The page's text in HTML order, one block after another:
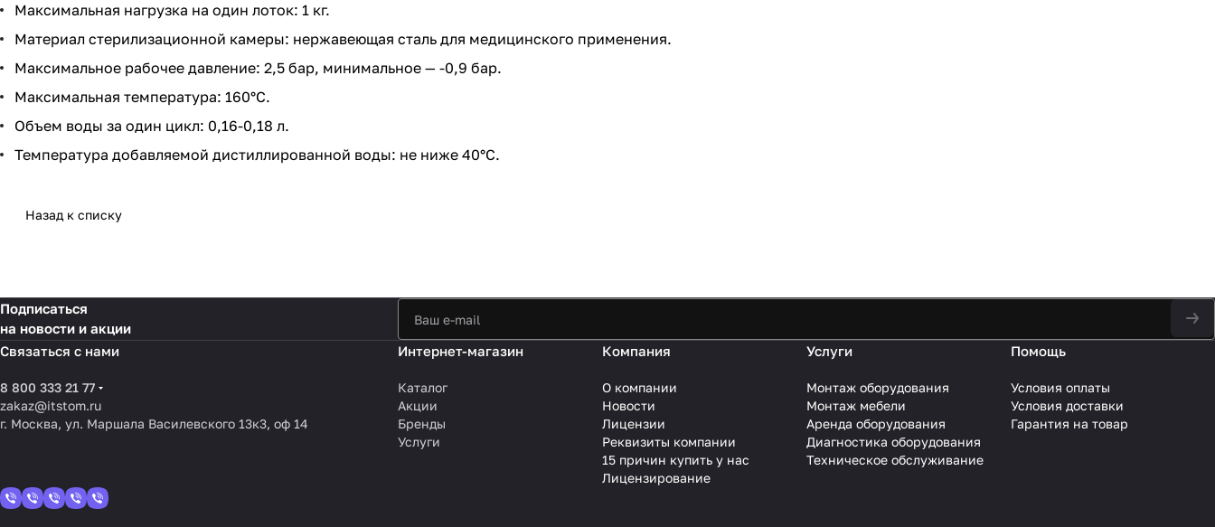
Максимальная нагрузка на один лоток: 1 кг.
Материал стерилизационной камеры: нержавеющая сталь для медицинского применения.
Максимальное рабочее давление: 2,5 бар, минимальное — -0,9 бар.
Максимальная температура: 160°C.
Объем воды за один цикл: 0,16-0,18 л.
Температура добавляемой дистиллированной воды: не ниже 40°C.
Назад к списку
Подписаться
на новости и акции
Связаться с нами
8 800 333 21 77
zakaz@itstom.ru
г. Москва, ул. Маршала Василевского 13к3, оф 14
Интернет-магазин
Каталог
Акции
Бренды
Услуги
Компания
О компании
Новости
Лицензии
Реквизиты компании
15 причин купить у нас
Лицензирование
Услуги
Монтаж оборудования
Монтаж мебели
Аренда оборудования
Диагностика оборудования
Техническое обслуживание
Помощь
Условия оплаты
Условия доставки
Гарантия на товар